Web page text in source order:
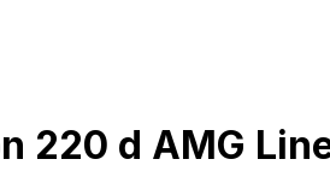
220 d AMG